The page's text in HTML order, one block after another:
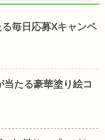
毎日応募Xキャンペ
たる豪華塗り絵コ